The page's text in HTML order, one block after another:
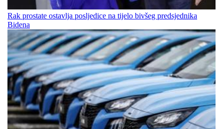
Rak prostate ostavlja posljedice na tijelo bivšeg predsjednika
Bidena